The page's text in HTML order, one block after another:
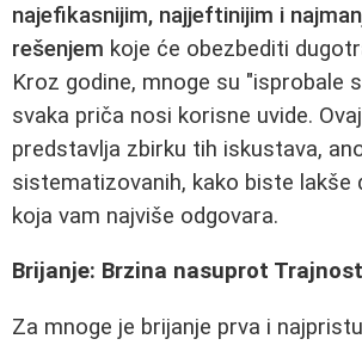
najefikasnijim, najjeftinijim i
rešenjem koje će obezbediti
Kroz godine, mnoge su "isprobale
svaka priča nosi korisne uvide.
predstavlja zbirku tih iskustava,
sistematizovanih, kako biste lakše
koja vam najviše odgovara.
Brijanje: Brzina nasuprot
Za mnoge je brijanje prva i